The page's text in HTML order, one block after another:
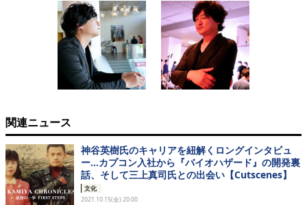
関連ニュース
神谷英樹氏のキャリアを紐解くロングインタビュ
ー…カプコン入社から『バイオハザード』の開発裏
話、そして三上真司氏との出会い【Cutscenes】
文化
2021.10.15(金) 20:00